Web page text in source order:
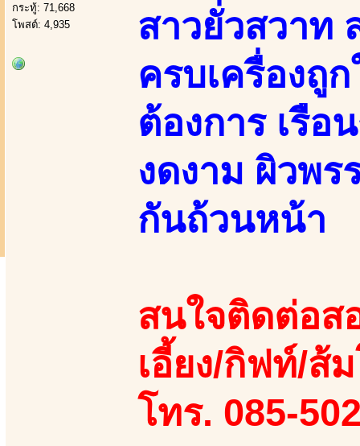
กระทู้: 71,668
โพสต์: 4,935
สาวยั่วสวาท
ครบเครื่องถู
ต้องการ เรือ
งดงาม ผิวพ
กันถ้วนหน้า
สนใจติดต่อส
เอี้ยง/กิฟท์/ส้
โทร. 085-